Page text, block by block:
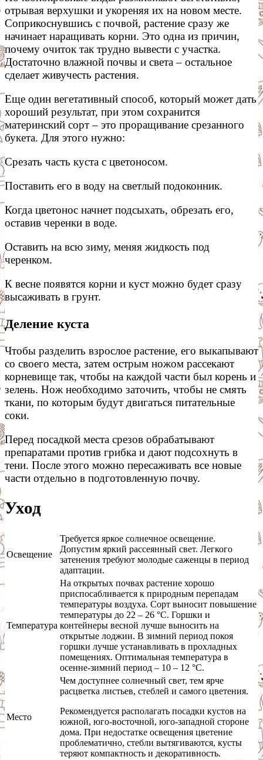
отрывая верхушки и укореняя их на новом месте.
Соприкоснувшись с почвой, растение сразу же
начинает наращивать корни. Это одна из причин,
почему очиток так трудно вывести с участка.
Достаточно влажной почвы и света – остальное
сделает живучесть растения.
Еще один вегетативный способ, который может дать
хороший результат, при этом сохранится
материнский сорт – это проращивание срезанного
букета. Для этого нужно:
Срезать часть куста с цветоносом.
Поставить его в воду на светлый подоконник.
Когда цветонос начнет подсыхать, обрезать его,
оставив черенки в воде.
Оставить на всю зиму, меняя жидкость под
черенком.
К весне появятся корни и куст можно будет сразу
высаживать в грунт.
Деление куста
Чтобы разделить взрослое растение, его выкапывают
со своего места, затем острым ножом рассекают
корневище так, чтобы на каждой части был корень и
зелень. Нож необходимо заточить, чтобы не смять
ткани, по которым будут двигаться питательные
соки.
Перед посадкой места срезов обрабатывают
препаратами против грибка и дают подсохнуть в
тени. После этого можно пересаживать все новые
части отдельно в подготовленную почву.
Уход
Освещение
Требуется яркое солнечное освещение.
Допустим яркий рассеянный свет. Легкого
затенения требуют молодые саженцы в период
адаптации.
Температура
На открытых почвах растение хорошо
приспосабливается к природным перепадам
температуры воздуха. Сорт выносит повышение
температуры до 22 – 26 °C. Горшки и
контейнеры весной лучше выносить на
открытые лоджии. В зимний период покоя
горшки лучше устанавливать в прохладных
помещениях. Оптимальная температура в
осенне-зимний период – 10 – 12 °C.
Место
Чем доступнее солнечный свет, тем ярче
расцветка листьев, стеблей и самого цветения.
Рекомендуется располагать посадки кустов на
южной, юго-восточной, юго-западной стороне
дома. При недостатке освещения цветение
проблематично, стебли вытягиваются, кусты
теряют компактность и декоративность.